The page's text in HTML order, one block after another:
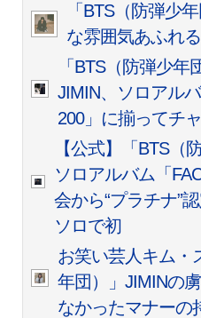
「BTS（防弾少
な雰囲気あふれ
「BTS（防弾少年
JIMIN、ソロアル
200」に揃ってチ
【公式】「BTS（
ソロアルバム「
会から“プラチナ”
ソロで初
お笑い芸人キム・
年団）」JIMINの
なかったマナーの